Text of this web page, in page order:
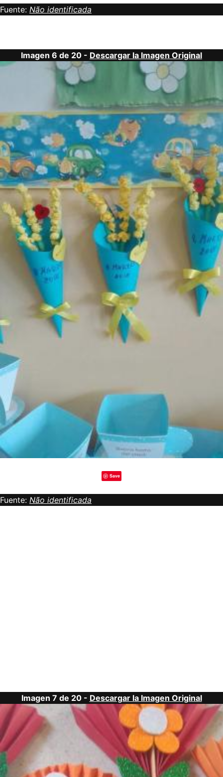
Fuente: Não identificada
Imagen 6 de 20 - Descargar la Imagen Original
Save
Fuente: Não identificada
Imagen 7 de 20 - Descargar la Imagen Original